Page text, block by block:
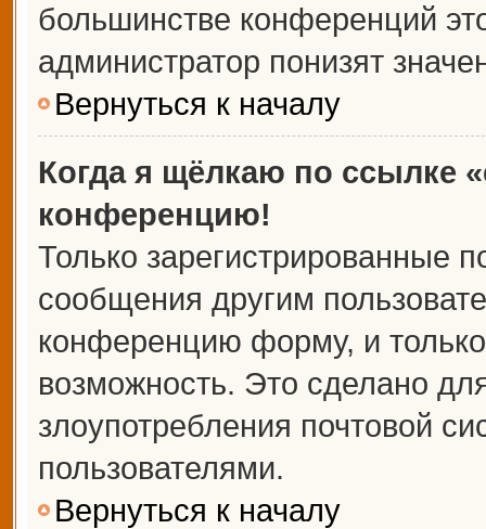
большинстве конференций
администратор понизят
Вернуться к началу
Когда я щёлкаю по ссылке
конференцию!
Только зарегистрированные
сообщения другим
конференцию форму, и
возможность. Это сделано
злоупотребления почтовой
пользователями.
Вернуться к началу